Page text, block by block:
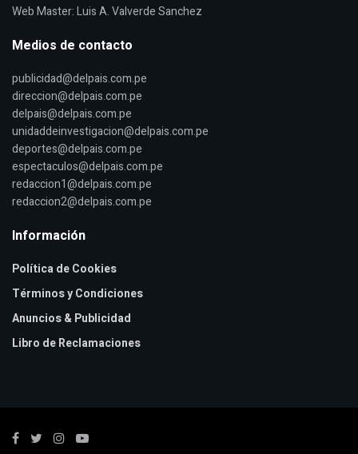
Web Master: Luis A. Valverde Sanchez
Medios de contacto
publicidad@delpais.com.pe
direccion@delpais.com.pe
delpais@delpais.com.pe
unidaddeinvestigacion@delpais.com.pe
deportes@delpais.com.pe
espectaculos@delpais.com.pe
redaccion1@delpais.com.pe
redaccion2@delpais.com.pe
Información
Política de Cookies
Términos y Condiciones
Anuncios & Publicidad
Libro de Reclamaciones